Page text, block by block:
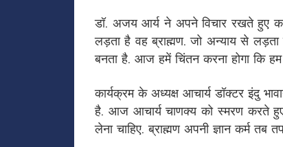
डॉ. अजय आर्य ने अपने विचार रखते हुए
लड़ता है वह ब्राह्मण. जो अन्याय से
बनता है. आज हमें चिंतन करना होगा कि
कार्यक्रम के अध्यक्ष आचार्य डॉक्टर इंदु
है. आज आचार्य चाणक्य को स्मरण करते हुए
लेना चाहिए. ब्राह्मण अपनी ज्ञान कर्म तब